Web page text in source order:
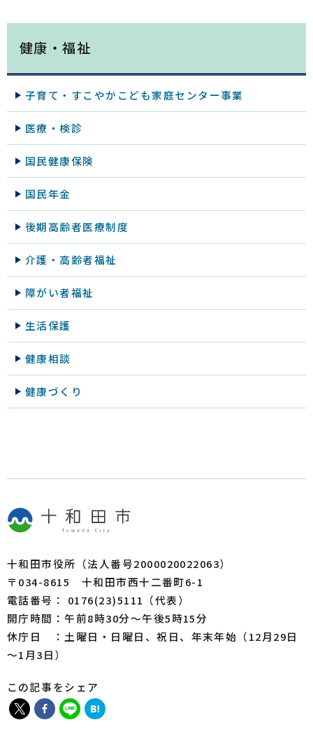
健康・福祉
子育て・すこやかこども家庭センター事業
医療・検診
国民健康保険
国民年金
後期高齢者医療制度
介護・高齢者福祉
障がい者福祉
生活保護
健康相談
健康づくり
十和田市役所（法人番号2000020022063）
〒034-8615 十和田市西十二番町6-1
電話番号： 0176(23)5111（代表）
開庁時間：午前8時30分～午後5時15分
休庁日 ：土曜日・日曜日、祝日、年末年始（12月29日
～1月3日）
この記事をシェア